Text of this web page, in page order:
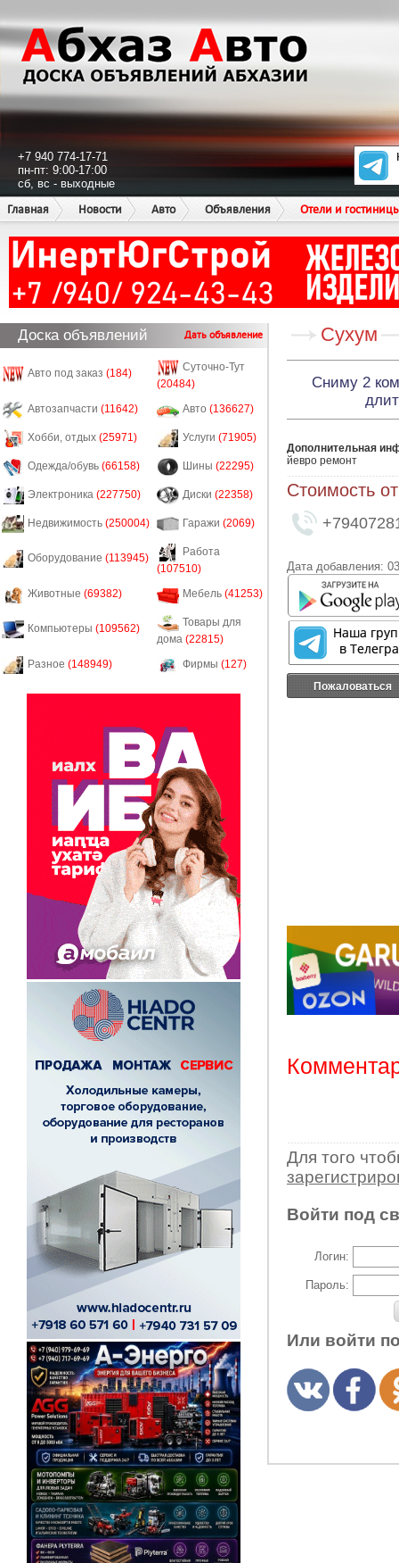
+7 940 774-17-71
пн-пт: 9:00-17:00
сб, вс - выходные
Главная
Новости Авто Объявления Отели и
Доска объявлений Дать объявление
Авто под заказ (184)
Суточно-Тут
(20484)
Автозапчасти (11642) Авто (136627)
Хобби, отдых (25971) Услуги (71905)
Одежда/обувь (66158) Шины (22295)
Электроника (227750) Диски (22358)
Недвижимость (250004) Гаражи (2069)
Оборудование (113945)
Работа
(107510)
Животные (69382) Мебель (41253)
Компьютеры (109562)
Товары для
дома (22815)
Разное (148949) Фирмы (127)
Сухум
Сниму 2
Дополнительная
йевро ремонт
Стоимость
Дата добавления:
Пожаловаться
Для того
Войти под
Логин:
Пароль:
Или войти